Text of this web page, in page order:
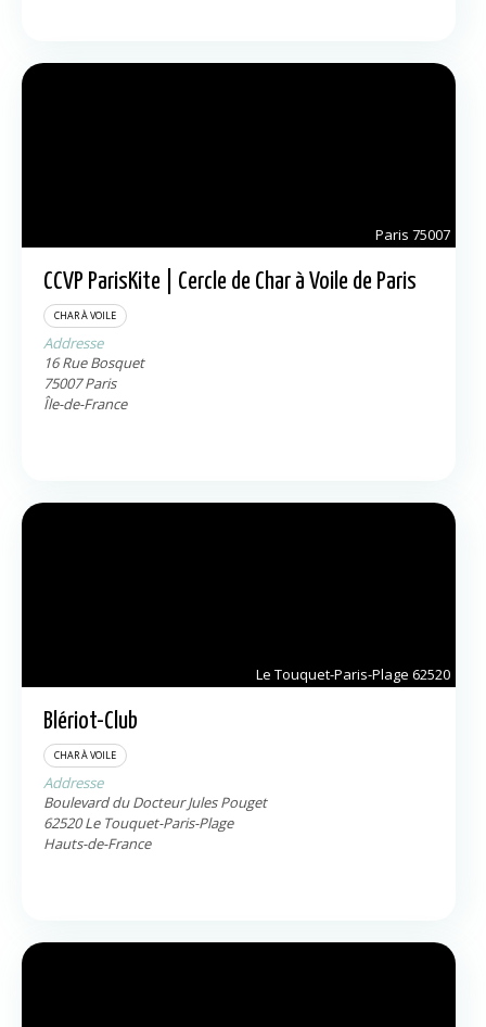
Paris 75007
CCVP ParisKite | Cercle de Char à Voile de Paris
CHAR À VOILE
Addresse
16 Rue Bosquet
75007 Paris
Île-de-France
Le Touquet-Paris-Plage 62520
Blériot-Club
CHAR À VOILE
Addresse
Boulevard du Docteur Jules Pouget
62520 Le Touquet-Paris-Plage
Hauts-de-France